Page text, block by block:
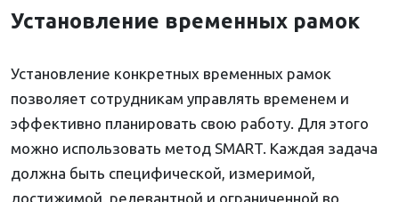
Установление временных рамок
Установление конкретных временных рамок
позволяет сотрудникам управлять временем и
эффективно планировать свою работу. Для этого
можно использовать метод SMART. Каждая задача
должна быть специфической, измеримой,
достижимой, релевантной и ограниченной во